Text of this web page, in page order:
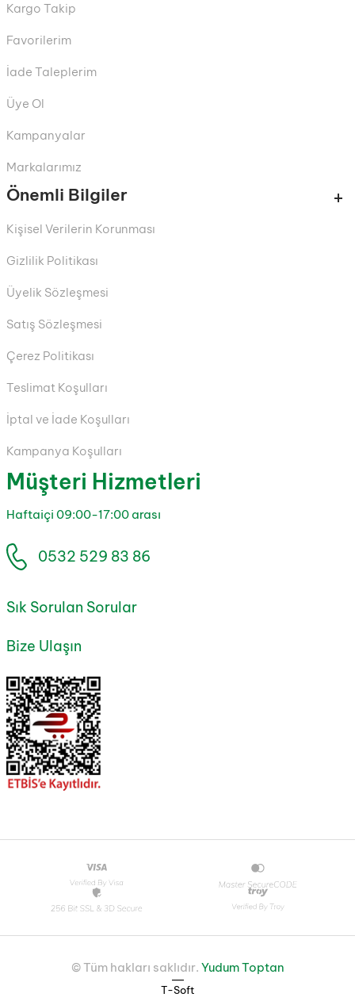
Kargo Takip
Favorilerim
İade Taleplerim
Üye Ol
Kampanyalar
Markalarımız
Önemli Bilgiler
Kişisel Verilerin Korunması
Gizlilik Politikası
Üyelik Sözleşmesi
Satış Sözleşmesi
Çerez Politikası
Teslimat Koşulları
İptal ve İade Koşulları
Kampanya Koşulları
Müşteri Hizmetleri
Haftaiçi 09:00-17:00 arası
0532 529 83 86
Sık Sorulan Sorular
Bize Ulaşın
© Tüm hakları saklıdır. Yudum Toptan
|
T-Soft